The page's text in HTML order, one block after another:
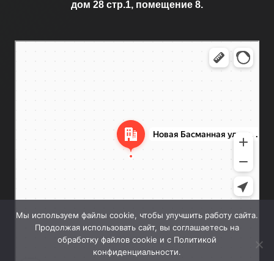
дом 28 стр.1, помещение 8.
Мы используем файлы cookie, чтобы улучшить работу сайта.
Продолжая использовать сайт, вы соглашаетесь на
обработку файлов cookie и с Политикой
конфиденциальности.